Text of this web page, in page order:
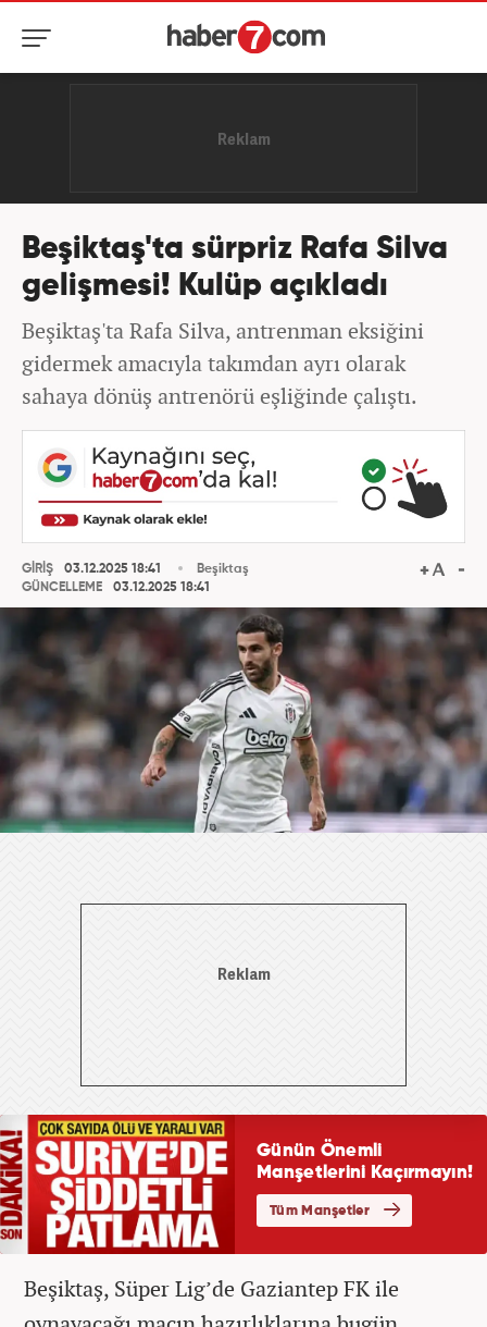
Beşiktaş'ta sürpriz Rafa Silva
gelişmesi! Kulüp açıkladı
Beşiktaş'ta Rafa Silva, antrenman eksiğini
gidermek amacıyla takımdan ayrı olarak
sahaya dönüş antrenörü eşliğinde çalıştı.
GİRİŞ
03.12.2025 18:41
GÜNCELLEME
03.12.2025 18:41
Beşiktaş
Beşiktaş, Süper Lig’de Gaziantep FK ile